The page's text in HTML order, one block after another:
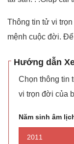
Thông tin tử vi
mệnh cuộc đời.
Hướng dẫn
Chọn thông tin
vi trọn đời của
Năm sinh âm